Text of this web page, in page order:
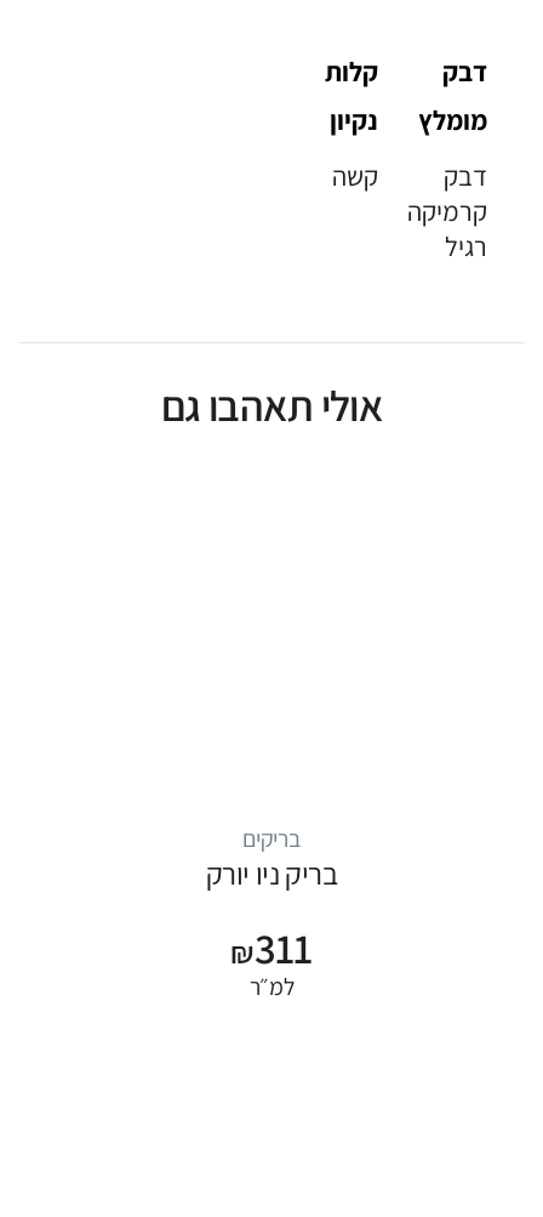
דבק
מומלץ
דבק
קרמיקה
רגיל
קלות
נקיון
קשה
אולי תאהבו גם
בריקים
בריק ניו יורק
₪311
למ״ר